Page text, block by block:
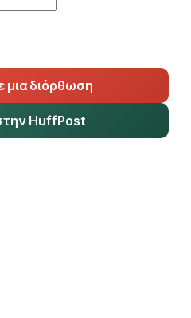
μια διόρθωση
HuffPost